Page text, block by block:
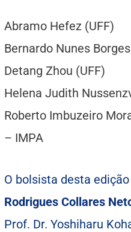
Abramo Hefez (UFF)
Bernardo Nunes
Detang Zhou (UFF)
Helena Judith
Roberto Imbuzeiro
– IMPA
O bolsista desta
Rodrigues Collares
Prof. Dr. Yoshiharu